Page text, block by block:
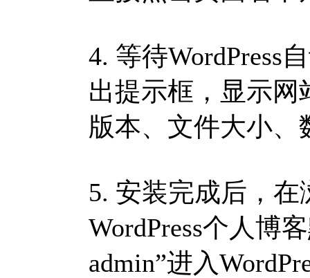
4. 等待WordPress
出提示框，显示网
版本、文件大小
5. 安装完成后，
WordPress个人博
admin”进入